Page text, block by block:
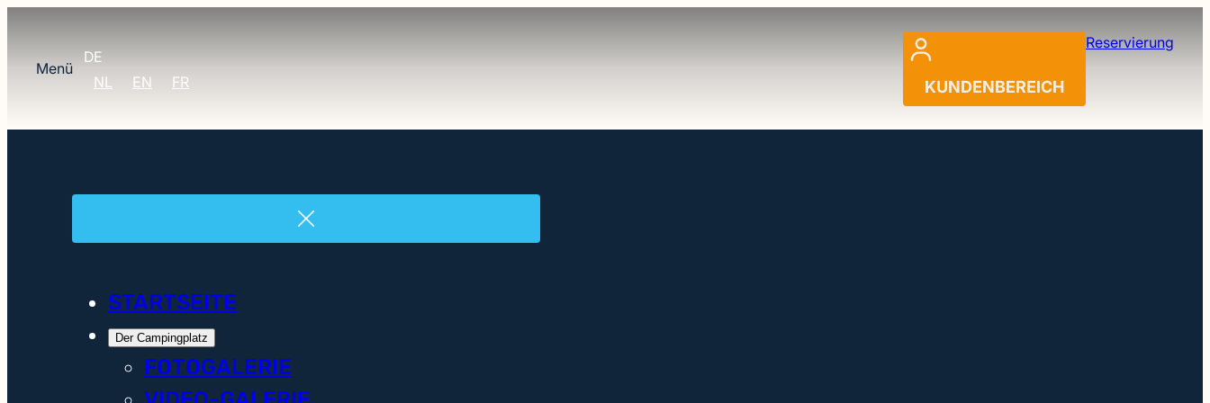
Menü
DE
NL
EN FR KUNDENBEREICH
Reservierung
STARTSEITE
Der Campingplatz
FOTOGALERIE